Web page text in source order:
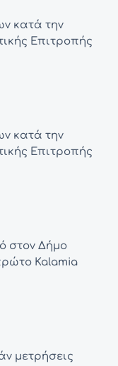
κατά την
Επιτροπής
κατά την
Επιτροπής
στον Δήμο
Kalamia
μετρήσεις